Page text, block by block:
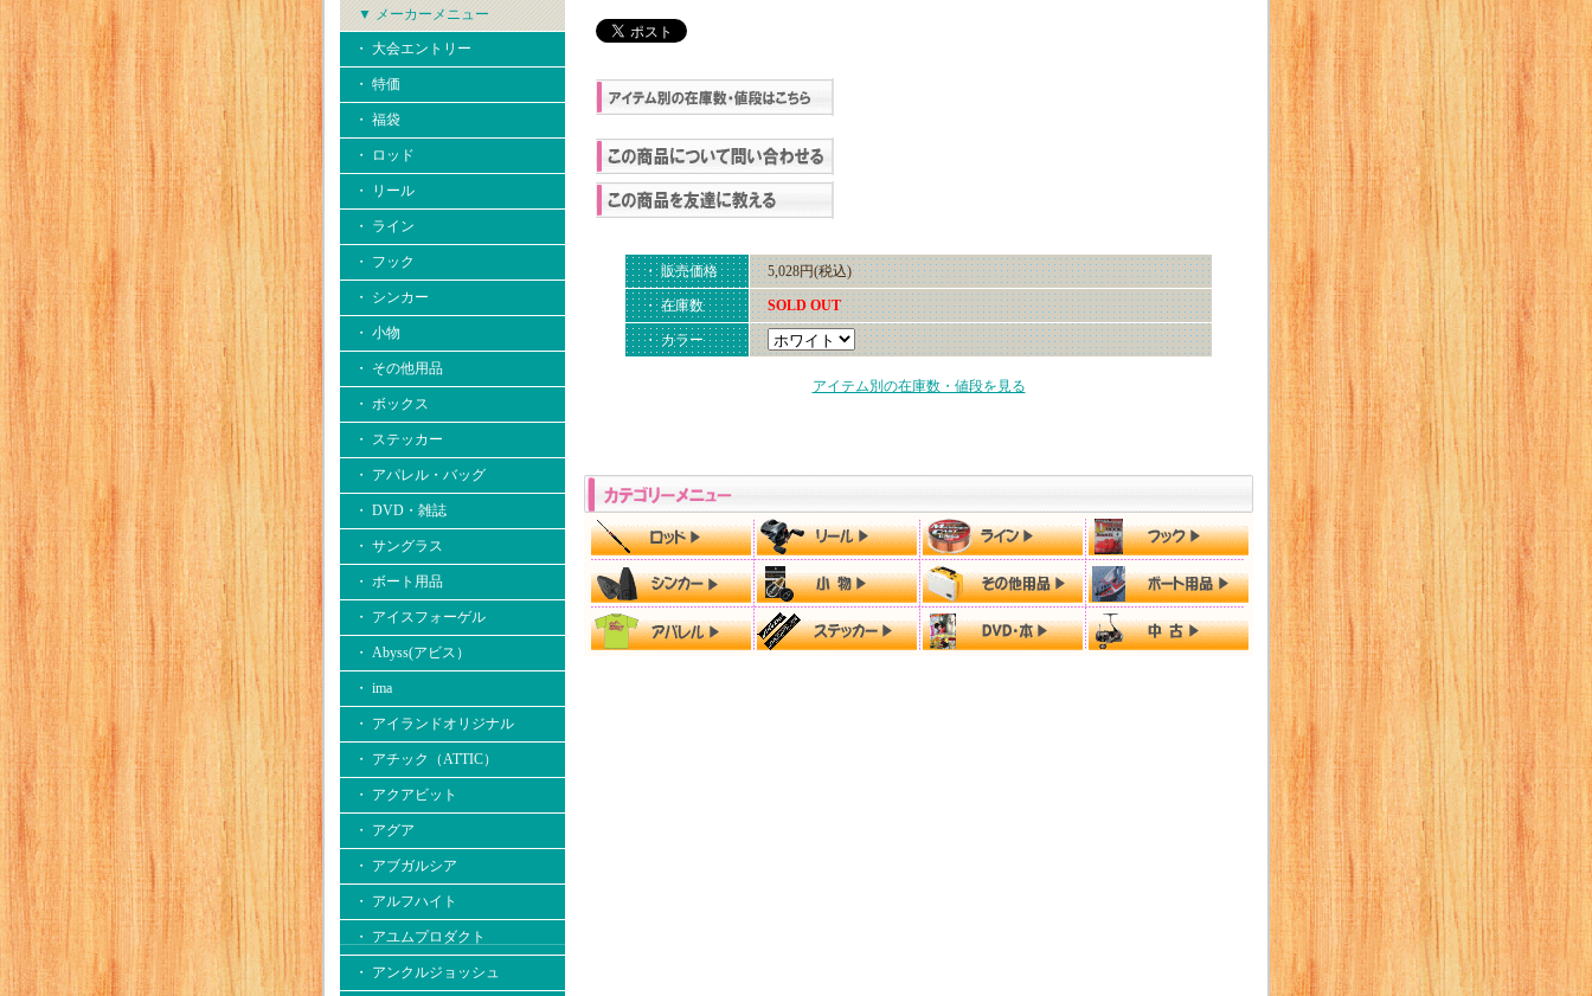
▼ メーカーメニュー
・ 大会エントリー
・ 特価
・ 福袋
・ ロッド
・ リール
・ ライン
・ フック
・ シンカー
・ 小物
・ その他用品
・ ボックス
・ ステッカー
・ アパレル・バッグ
・ DVD・雑誌
・ サングラス
・ ボート用品
・ アイスフォーゲル
・ Abyss(アビス）
・ ima
・ アイランドオリジナル
・ アチック（ATTIC）
・ アクアビット
・ アグア
・ アブガルシア
・ アルフハイト
・ アユムプロダクト
・ アンクルジョッシュ
・ 販売価格 5,028円(税込)
・ 在庫数 SOLD OUT
・ カラー
アイテム別の在庫数・値段を見る